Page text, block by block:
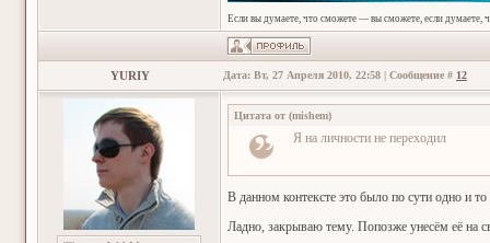
Если вы думаете, что сможете — вы сможете, если думаете,
YURIY Дата: Вт, 27 Апреля 2010, 22:58 | Сообщение # 12
Цитата от (mishem)
Я на личности не переходил
В данном контексте это было по сути одно и
Ладно, закрываю тему. Попозже унесём её на